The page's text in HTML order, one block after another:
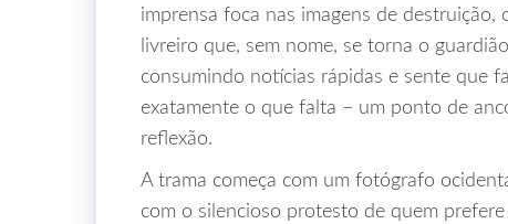
imprensa foca nas imagens de
livreiro que, sem nome, se torna o
consumindo notícias rápidas e sente que
exatamente o que falta – um ponto de
reflexão.
A trama começa com um fotógrafo
com o silencioso protesto de quem